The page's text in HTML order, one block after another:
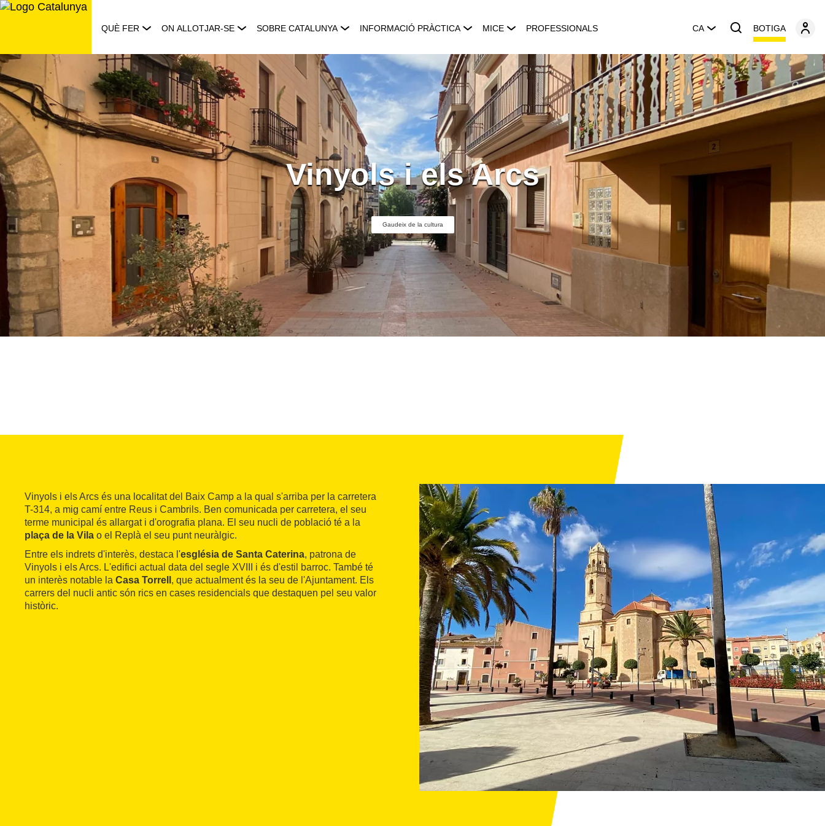
Saltar
QUÈ FER ON ALLOTJAR-SE SOBRE CATALUNYA INFORMACIÓ PRÀCTICA MICE PROFESSIONALS CA BOTIGA
Vinyols i els Arcs
Gaudeix de la cultura
Vinyols i els Arcs és una localitat del Baix Camp a la qual s'arriba per la carretera
T-314, a mig camí entre Reus i Cambrils. Ben comunicada per carretera, el seu
terme municipal és allargat i d'orografia plana. El seu nucli de població té a la
plaça de la Vila o el Replà el seu punt neuràlgic.
Entre els indrets d'interès, destaca l'església de Santa Caterina, patrona de
Vinyols i els Arcs. L'edifici actual data del segle XVIII i és d'estil barroc. També té
un interès notable la Casa Torrell , que actualment és la seu de l'Ajuntament. Els
carrers del nucli antic són rics en cases residencials que destaquen pel seu valor
històric.